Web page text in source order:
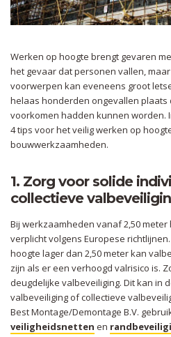
Werken op hoogte brengt gevaren
het gevaar dat personen vallen,
voorwerpen kan eveneens groot
helaas honderden ongevallen plaats
voorkomen hadden kunnen worden.
4 tips voor het veilig werken op
bouwwerkzaamheden.
1. Zorg voor solide
collectieve
Bij werkzaamheden vanaf 2,50
verplicht volgens Europese
hoogte lager dan 2,50 meter kan
zijn als er een verhoogd valrisico is.
deugdelijke valbeveiliging. Dit kan in
valbeveiliging of collectieve
Best Montage/Demontage B.V.
veiligheidsnetten en